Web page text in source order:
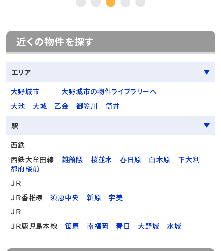
近くの物件を探す
エリア
大野城市
大野城市の物件ライブラリーへ
大池
大城 乙金 御笠川
筒井
駅
西鉄
西鉄大牟田線
雑餉隈 桜並木 春日原 白木原
下大利
都府楼前
ＪＲ
ＪＲ香椎線
須恵中央 新原
宇美
ＪＲ
ＪＲ鹿児島本線
笹原 南福岡 春日 大野城 水城